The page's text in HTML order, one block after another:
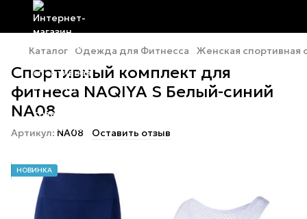
Каталог Одежда для Фитнесса Женская спортивная
Спортивный комплект для
фитнеса NAQIYA S Белый-синий
NA08
Артикул: NA08 Оставить отзыв
НОВИНКА